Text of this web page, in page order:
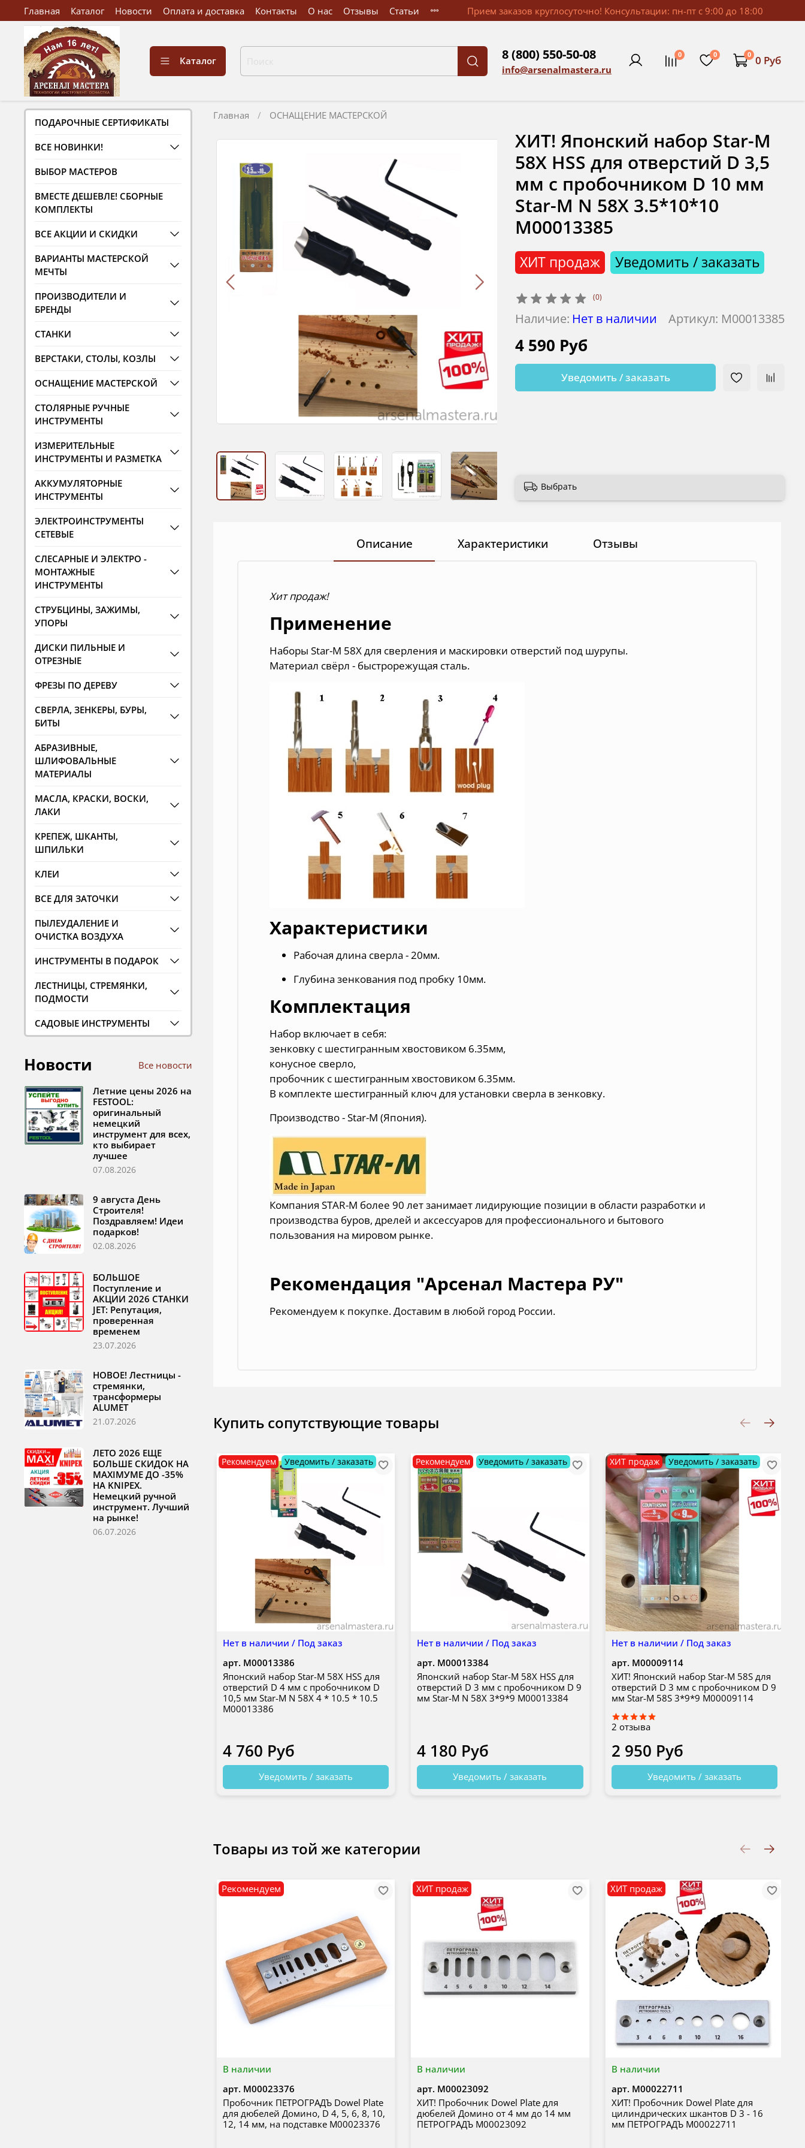
Главная Каталог Новости Оплата и доставка Контакты О нас Отзывы Статьи Прием заказов круглосуточно! Консультации: пн-пт с 9:00 до 18:00
Каталог 8 (800) 550-50-08
info@arsenalmastera.ru
0 0 0 0 Руб
Главная ОСНАЩЕНИЕ МАСТЕРСКОЙ
(0)
Артикул: М00013385
Наличие: Нет в наличии
ХИТ продаж Уведомить / заказать
ХИТ! Японский набор Star-M
58X HSS для отверстий D 3,5
мм с пробочником D 10 мм
Star-M N 58X 3.5*10*10
М00013385
4 590 Руб
Уведомить / заказать
Выбрать
Описание Характеристики Отзывы
Хит продаж!
Применение
Наборы Star-M 58X для сверления и маскировки отверстий под шурупы.
Материал свёрл - быстрорежущая сталь.
Характеристики
Рабочая длина сверла - 20мм.
Глубина зенкования под пробку 10мм.
Комплектация
Набор включает в себя:
зенковку c шестигранным хвостовиком 6.35мм,
конусное сверло,
пробочник с шестигранным хвостовиком 6.35мм.
В комплекте шестигранный ключ для установки сверла в зенковку.
Производство - Star-M (Япония).
Компания STAR-M более 90 лет занимает лидирующие позиции в области разработки и
производства буров, дрелей и аксессуаров для профессионального и бытового
пользования на мировом рынке.
Рекомендация "Арсенал Мастера РУ"
Рекомендуем к покупке. Доставим в любой город России.
Купить сопутствующие товары
Нет в наличии / Под заказ
Рекомендуем Уведомить / заказать
арт. М00013386
Японский набор Star-M 58X HSS для
отверстий D 4 мм с пробочником D
10,5 мм Star-M N 58X 4 * 10.5 * 10.5
М00013386
4 760 Руб
Уведомить / заказать
Нет в наличии / Под заказ
Рекомендуем Уведомить / заказать
арт. М00013384
Японский набор Star-M 58X HSS для
отверстий D 3 мм с пробочником D 9
мм Star-M N 58X 3*9*9 М00013384
4 180 Руб
Уведомить / заказать
Нет в наличии / Под заказ
ХИТ продаж Уведомить / заказать
арт. М00009114
ХИТ! Японский набор Star-M 58S для
отверстий D 3 мм с пробочником D 9
мм Star-M 58S 3*9*9 М00009114
2 отзыва
2 950 Руб
Уведомить / заказать
Товары из той же категории
В наличии
Рекомендуем
арт. М00023376
Пробочник ПЕТРОГРАДЪ Dowel Plate
для дюбелей Домино, D 4, 5, 6, 8, 10,
12, 14 мм, на подставке М00023376
В наличии
ХИТ продаж
арт. М00023092
ХИТ! Пробочник Dowel Plate для
дюбелей Домино от 4 мм до 14 мм
ПЕТРОГРАДЪ М00023092
В наличии
ХИТ продаж
арт. М00022711
ХИТ! Пробочник Dowel Plate для
цилиндрических шкантов D 3 - 16
мм ПЕТРОГРАДЪ М00022711
ПОДАРОЧНЫЕ СЕРТИФИКАТЫ
ВСЕ НОВИНКИ!
ВЫБОР МАСТЕРОВ
ВМЕСТЕ ДЕШЕВЛЕ! СБОРНЫЕ
КОМПЛЕКТЫ
ВСЕ АКЦИИ И СКИДКИ
ВАРИАНТЫ МАСТЕРСКОЙ
МЕЧТЫ
ПРОИЗВОДИТЕЛИ И
БРЕНДЫ
СТАНКИ
ВЕРСТАКИ, СТОЛЫ, КОЗЛЫ
ОСНАЩЕНИЕ МАСТЕРСКОЙ
СТОЛЯРНЫЕ РУЧНЫЕ
ИНСТРУМЕНТЫ
ИЗМЕРИТЕЛЬНЫЕ
ИНСТРУМЕНТЫ И РАЗМЕТКА
АККУМУЛЯТОРНЫЕ
ИНСТРУМЕНТЫ
ЭЛЕКТРОИНСТРУМЕНТЫ
СЕТЕВЫЕ
СЛЕСАРНЫЕ И ЭЛЕКТРО -
МОНТАЖНЫЕ
ИНСТРУМЕНТЫ
СТРУБЦИНЫ, ЗАЖИМЫ,
УПОРЫ
ДИСКИ ПИЛЬНЫЕ И
ОТРЕЗНЫЕ
ФРЕЗЫ ПО ДЕРЕВУ
СВЕРЛА, ЗЕНКЕРЫ, БУРЫ,
БИТЫ
АБРАЗИВНЫЕ,
ШЛИФОВАЛЬНЫЕ
МАТЕРИАЛЫ
МАСЛА, КРАСКИ, ВОСКИ,
ЛАКИ
КРЕПЕЖ, ШКАНТЫ,
ШПИЛЬКИ
КЛЕИ
ВСЕ ДЛЯ ЗАТОЧКИ
ПЫЛЕУДАЛЕНИЕ И
ОЧИСТКА ВОЗДУХА
ИНСТРУМЕНТЫ В ПОДАРОК
ЛЕСТНИЦЫ, СТРЕМЯНКИ,
ПОДМОСТИ
САДОВЫЕ ИНСТРУМЕНТЫ
Новости Все новости
Летние цены 2026 на
FESTOOL:
оригинальный
немецкий
инструмент для всех,
кто выбирает
лучшее
07.08.2026
9 августа День
Строителя!
Поздравляем! Идеи
подарков!
02.08.2026
БОЛЬШОЕ
Поступление и
АКЦИИ 2026 СТАНКИ
JET: Репутация,
проверенная
временем
23.07.2026
НОВОЕ! Лестницы -
стремянки,
трансформеры
ALUMET
21.07.2026
ЛЕТО 2026 ЕЩЕ
БОЛЬШЕ СКИДОК НА
MAXIМУМЕ ДО -35%
НА KNIPEX.
Немецкий ручной
инструмент. Лучший
на рынке!
06.07.2026